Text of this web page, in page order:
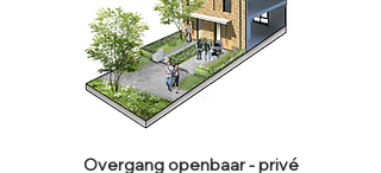
Overgang openbaar - privé